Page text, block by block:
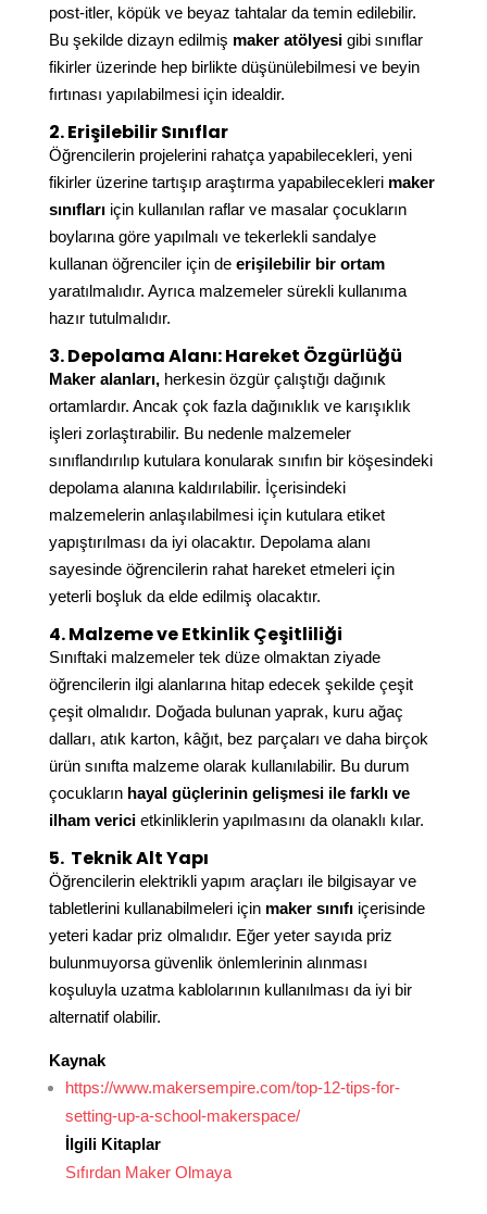
post-itler, köpük ve beyaz tahtalar da temin edilebilir.
Bu şekilde dizayn edilmiş maker atölyesigibi sınıflar
fikirler üzerinde hep birlikte düşünülebilmesi ve beyin
fırtınası yapılabilmesi için idealdir.
2. Erişilebilir Sınıflar
Öğrencilerin projelerini rahatça yapabilecekleri, yeni
fikirler üzerine tartışıp araştırma yapabilecekleri maker
sınıflarıiçin kullanılan raflar ve masalar çocukların
boylarına göre yapılmalı ve tekerlekli sandalye
kullanan öğrenciler için de erişilebilir bir ortam
yaratılmalıdır. Ayrıca malzemeler sürekli kullanıma
hazır tutulmalıdır.
3. Depolama Alanı: Hareket Özgürlüğü
Maker alanları,herkesin özgür çalıştığı dağınık
ortamlardır. Ancak çok fazla dağınıklık ve karışıklık
işleri zorlaştırabilir. Bu nedenle malzemeler
sınıflandırılıp kutulara konularak sınıfın bir köşesindeki
depolama alanına kaldırılabilir. İçerisindeki
malzemelerin anlaşılabilmesi için kutulara etiket
yapıştırılması da iyi olacaktır. Depolama alanı
sayesinde öğrencilerin rahat hareket etmeleri için
yeterli boşluk da elde edilmiş olacaktır.
4. Malzeme ve Etkinlik Çeşitliliği
Sınıftaki malzemeler tek düze olmaktan ziyade
öğrencilerin ilgi alanlarına hitap edecek şekilde çeşit
çeşit olmalıdır. Doğada bulunan yaprak, kuru ağaç
dalları, atık karton, kâğıt, bez parçaları ve daha birçok
ürün sınıfta malzeme olarak kullanılabilir. Bu durum
çocukların hayal güçlerinin gelişmesi ile farklı ve
ilham vericietkinliklerin yapılmasını da olanaklı kılar.
5. Teknik Alt Yapı
Öğrencilerin elektrikli yapım araçları ile bilgisayar ve
tabletlerini kullanabilmeleri için maker sınıfıiçerisinde
yeteri kadar priz olmalıdır. Eğer yeter sayıda priz
bulunmuyorsa güvenlik önlemlerinin alınması
koşuluyla uzatma kablolarının kullanılması da iyi bir
alternatif olabilir.
Kaynak
https://www.makersempire.com/top-12-tips-for-
setting-up-a-school-makerspace/
İlgili Kitaplar
Sıfırdan Maker Olmaya